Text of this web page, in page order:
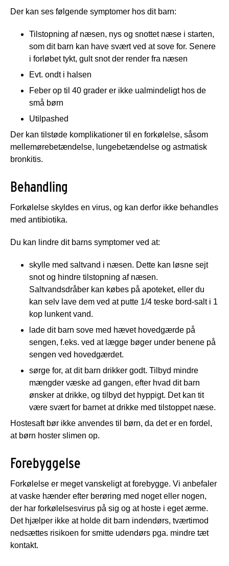
Der kan ses følgende symptomer hos dit barn:
Tilstopning af næsen, nys og snottet næse i starten,
som dit barn kan have svært ved at sove for. Senere
i forløbet tykt, gult snot der render fra næsen
Evt. ondt i halsen
Feber op til 40 grader er ikke ualmindeligt hos de
små børn
Utilpashed
Der kan tilstøde komplikationer til en forkølelse, såsom
mellemørebetændelse, lungebetændelse og astmatisk
bronkitis.
Behandling
Forkølelse skyldes en virus, og kan derfor ikke behandles
med antibiotika.
Du kan lindre dit barns symptomer ved at:
skylle med saltvand i næsen. Dette kan løsne sejt
snot og hindre tilstopning af næsen.
Saltvandsdråber kan købes på apoteket, eller du
kan selv lave dem ved at putte 1/4 teske bord-salt i 1
kop lunkent vand.
lade dit barn sove med hævet hovedgærde på
sengen, f.eks. ved at lægge bøger under benene på
sengen ved hovedgærdet.
sørge for, at dit barn drikker godt. Tilbyd mindre
mængder væske ad gangen, efter hvad dit barn
ønsker at drikke, og tilbyd det hyppigt. Det kan tit
være svært for barnet at drikke med tilstoppet næse.
Hostesaft bør ikke anvendes til børn, da det er en fordel,
at børn hoster slimen op.
Forebyggelse
Forkølelse er meget vanskeligt at forebygge. Vi anbefaler
at vaske hænder efter berøring med noget eller nogen,
der har forkølelsesvirus på sig og at hoste i eget ærme.
Det hjælper ikke at holde dit barn indendørs, tværtimod
nedsættes risikoen for smitte udendørs pga. mindre tæt
kontakt.